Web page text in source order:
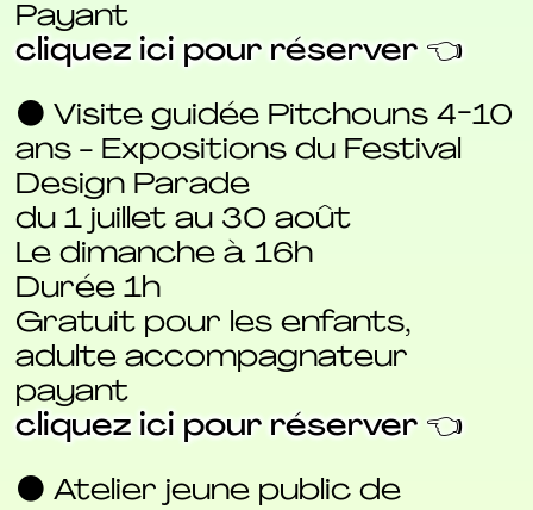
Payant
cliquez ici pour réserver 👈
⚫ Visite guidée Pitchouns 4-10
ans - Expositions du Festival
Design Parade
du 1 juillet au 30 août
Le dimanche à 16h
Durée 1h
Gratuit pour les enfants,
adulte accompagnateur
payant
cliquez ici pour réserver 👈
⚫ Atelier jeune public de